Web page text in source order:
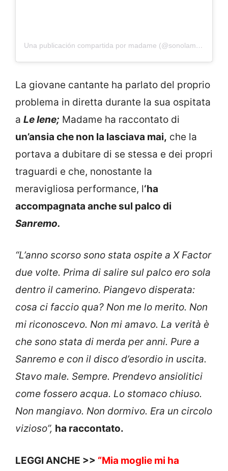
Una publicación compartida por madame (@sonolamadame)
La giovane cantante ha parlato del proprio
problema in diretta durante la sua ospitata
a Le Iene; Madame ha raccontato di
un’ansia che non la lasciava mai, che la
portava a dubitare di se stessa e dei propri
traguardi e che, nonostante la
meravigliosa performance, l‘ha
accompagnata anche sul palco di
Sanremo.
“L’anno scorso sono stata ospite a X Factor
due volte. Prima di salire sul palco ero sola
dentro il camerino. Piangevo disperata:
cosa ci faccio qua? Non me lo merito. Non
mi riconoscevo. Non mi amavo. La verità è
che sono stata di merda per anni. Pure a
Sanremo e con il disco d’esordio in uscita.
Stavo male. Sempre. Prendevo ansiolitici
come fossero acqua. Lo stomaco chiuso.
Non mangiavo. Non dormivo. Era un circolo
vizioso”, ha raccontato.
LEGGI ANCHE >> “Mia moglie mi ha